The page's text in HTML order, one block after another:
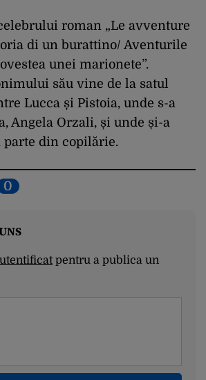
roman „Le avventure
di un burattino/ Aventurile
unei marionete”.
său vine de la satul
Lucca și Pistoia, unde s-a
Angela Orzali, și unde și-a
parte din copilărie.
0
pentru a publica un